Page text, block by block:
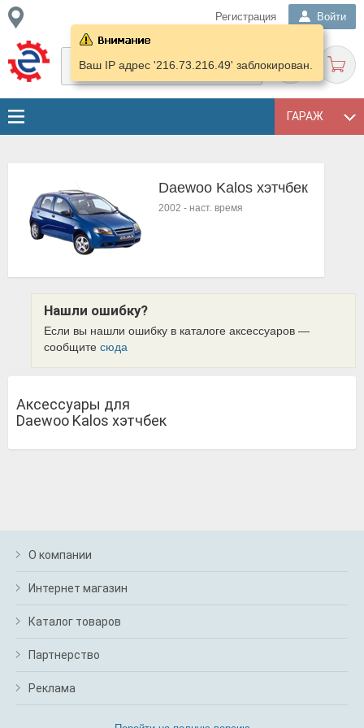
Регистрация Войти
ГАРАЖ
Ваш IP адрес '216.73.216.49' заблокирован.
Daewoo Kalos хэтчбек
2002 - наст. время
Нашли ошибку?
Если вы нашли ошибку в каталоге аксессуаров —
сообщите сюда
Аксессуары для
Daewoo Kalos хэтчбек
О компании
Интернет магазин
Каталог товаров
Партнерство
Реклама